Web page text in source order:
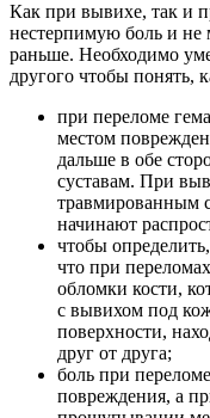
Как при вывихе, так и
нестерпимую боль и не
раньше. Необходимо
другого чтобы понять,
при переломе
местом
дальше в обе
суставам. При
травмированным
начинают
чтобы
что при
обломки кости,
с вывихом под
поверхности,
друг от друга;
боль при
повреждения, а